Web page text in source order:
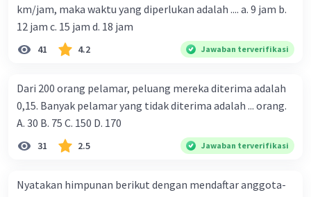
km/jam, maka waktu yang diperlukan adalah .... a. 9 jam b.
12 jam c. 15 jam d. 18 jam
41 4.2 Jawaban terverifikasi
Dari 200 orang pelamar, peluang mereka diterima adalah
0,15. Banyak pelamar yang tidak diterima adalah ... orang.
A. 30 B. 75 C. 150 D. 170
31 2.5 Jawaban terverifikasi
Nyatakan himpunan berikut dengan mendaftar anggota-